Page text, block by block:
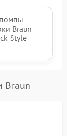
Braun
Style
Braun